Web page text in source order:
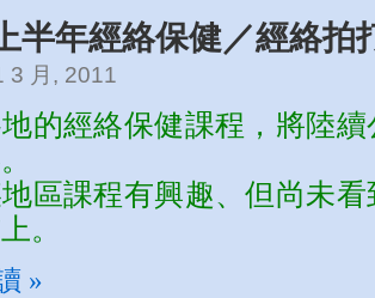
半年經絡保健／經絡拍
3 月, 2011
的經絡保健課程，將陸
區課程有興趣、但尚未
。
»